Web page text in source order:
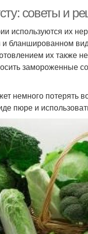
советы и
используются их
бланшированном
их также
замороженные
немного потерять
пюре и